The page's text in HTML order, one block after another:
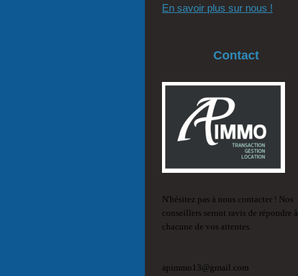
En savoir plus sur nous !
Contact
N'hésitez pas à nous contacter ! Nos
conseillers seront ravis de répondre à
chacune de vos attentes.
apimmo13@gmail.com